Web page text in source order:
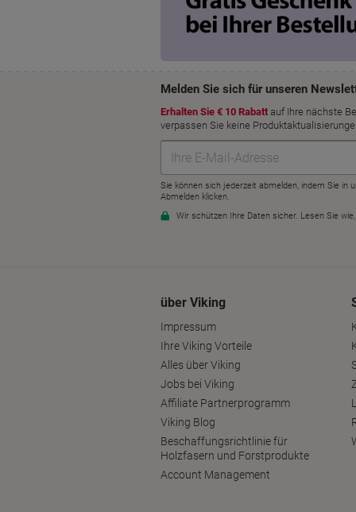
über Viking
Impressum
Ihre Viking Vorteile
Alles über Viking
Jobs bei Viking
Affiliate Partnerprogramm
Viking Blog
Beschaffungsrichtlinie für
Holzfasern und Forstprodukte
Account Management